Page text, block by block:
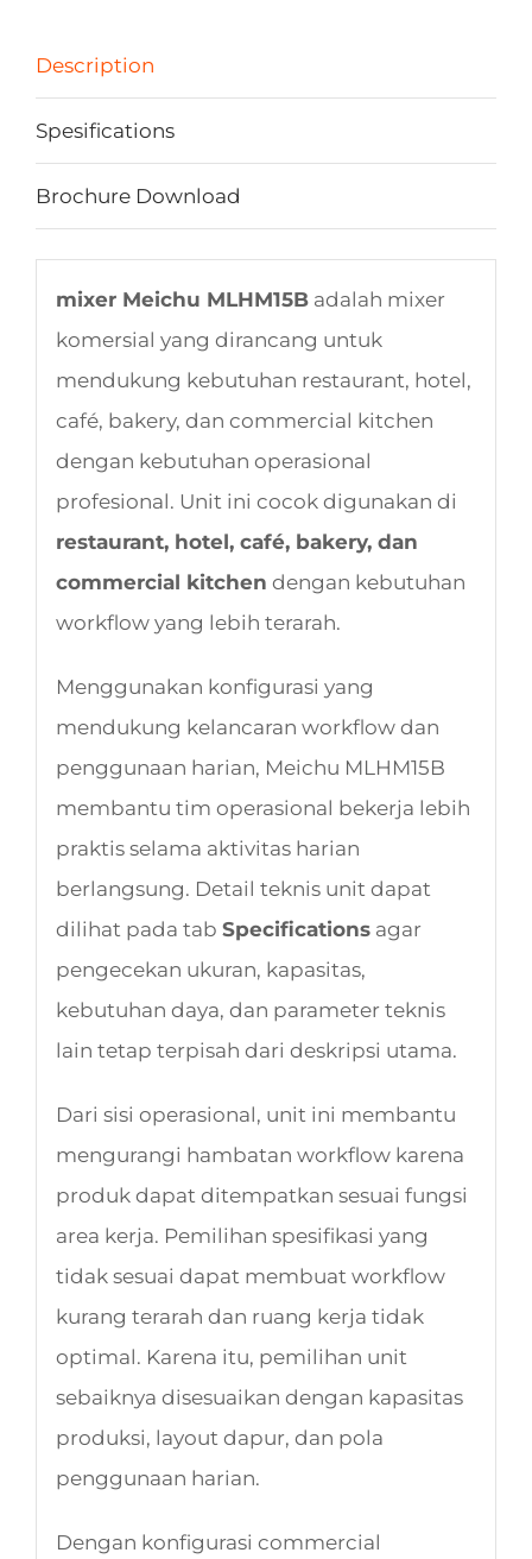
Description
Spesifications
Brochure Download
mixer Meichu MLHM15Badalah mixer
komersial yang dirancang untuk
mendukung kebutuhan restaurant, hotel,
café, bakery, dan commercial kitchen
dengan kebutuhan operasional
profesional. Unit ini cocok digunakan di
restaurant, hotel, café, bakery, dan
commercial kitchen dengan kebutuhan
workflow yang lebih terarah.
Menggunakan konfigurasi yang
mendukung kelancaran workflow dan
penggunaan harian, Meichu MLHM15B
membantu tim operasional bekerja lebih
praktis selama aktivitas harian
berlangsung. Detail teknis unit dapat
dilihat pada tab Specificationsagar
pengecekan ukuran, kapasitas,
kebutuhan daya, dan parameter teknis
lain tetap terpisah dari deskripsi utama.
Dari sisi operasional, unit ini membantu
mengurangi hambatan workflow karena
produk dapat ditempatkan sesuai fungsi
area kerja. Pemilihan spesifikasi yang
tidak sesuai dapat membuat workflow
kurang terarah dan ruang kerja tidak
optimal. Karena itu, pemilihan unit
sebaiknya disesuaikan dengan kapasitas
produksi, layout dapur, dan pola
penggunaan harian.
Dengan konfigurasi commercial